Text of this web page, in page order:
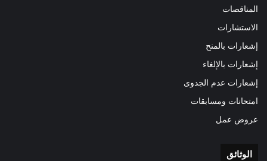
المناقصات
الاستشارات
إشعارات بالمنح
إشعارات بالإلغاء
إشعارات عدم الجدوى
امتحانات ومسابقات
عروض عمل
الوثائق